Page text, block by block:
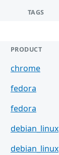
TAGS
PRODUCT
chrome
fedora
fedora
debian_linux
debian_linux